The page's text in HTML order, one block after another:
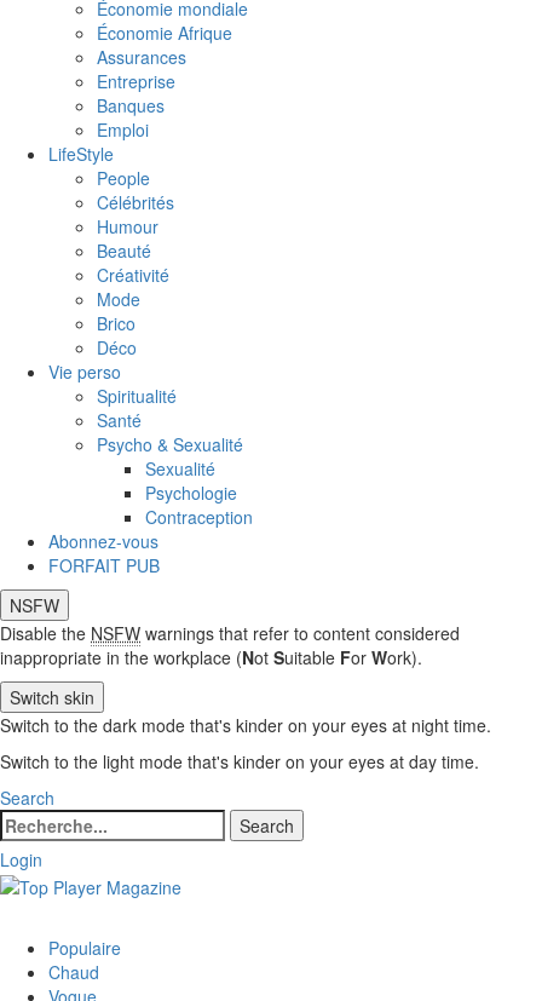
Économie mondiale
Économie Afrique
Assurances
Entreprise
Banques
Emploi
LifeStyle
People
Célébrités
Humour
Beauté
Créativité
Mode
Brico
Déco
Vie perso
Spiritualité
Santé
Psycho & Sexualité
Sexualité
Psychologie
Contraception
Abonnez-vous
FORFAIT PUB
NSFW
Disable the NSFW warnings that refer to content considered
inappropriate in the workplace (Not Suitable For Work).
Switch skin
Switch to the dark mode that's kinder on your eyes at night time.
Switch to the light mode that's kinder on your eyes at day time.
Search
Search
for:
Search
Login
Populaire
Chaud
Vogue